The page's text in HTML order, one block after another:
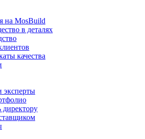
на MosBuild
в деталях
качества
эксперты
директору